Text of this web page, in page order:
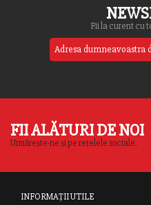
Fii la curent cu
FII ALĂTURI DE NOI
Urmărește-ne și pe rețelele sociale.
INFORMAȚII UTILE